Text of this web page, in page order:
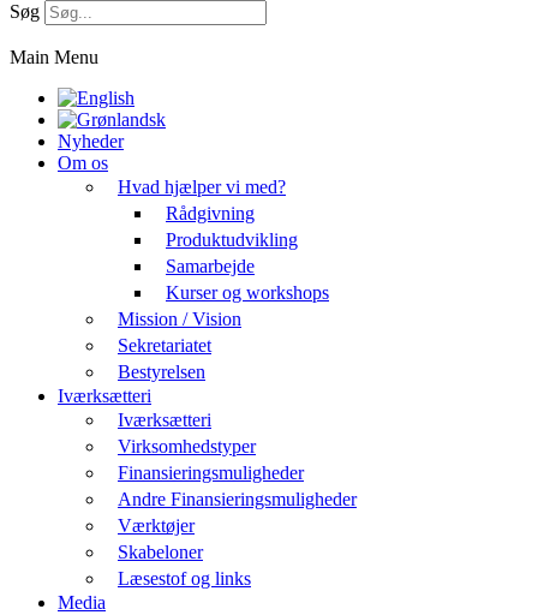
Søg
Main Menu
Nyheder
Om os
Hvad hjælper vi med?
Rådgivning
Produktudvikling
Samarbejde
Kurser og workshops
Mission / Vision
Sekretariatet
Bestyrelsen
Iværksætteri
Iværksætteri
Virksomhedstyper
Finansieringsmuligheder
Andre Finansieringsmuligheder
Værktøjer
Skabeloner
Læsestof og links
Media